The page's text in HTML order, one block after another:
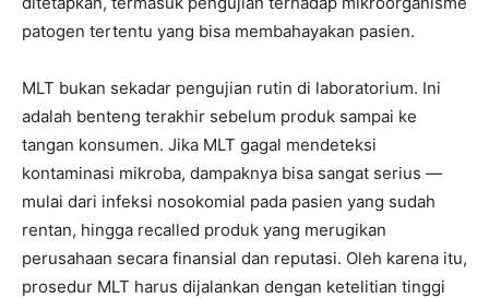
patogen tertentu yang bisa membahayakan pasien.
MLT bukan sekadar pengujian rutin di laboratorium. Ini
adalah benteng terakhir sebelum produk sampai ke
tangan konsumen. Jika MLT gagal mendeteksi
kontaminasi mikroba, dampaknya bisa sangat serius —
mulai dari infeksi nosokomial pada pasien yang sudah
rentan, hingga recalled produk yang merugikan
perusahaan secara finansial dan reputasi. Oleh karena itu,
prosedur MLT harus dijalankan dengan ketelitian tinggi